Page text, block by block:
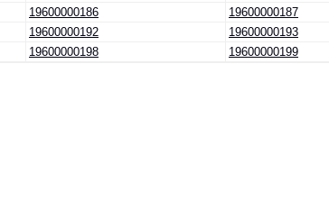
19600000186 19600000187
19600000192 19600000193
19600000198 19600000199